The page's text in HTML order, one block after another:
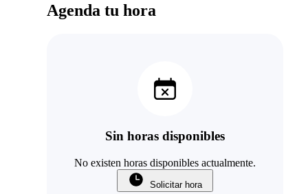
Agenda tu hora
Sin horas disponibles
No existen horas disponibles actualmente.
Solicitar hora